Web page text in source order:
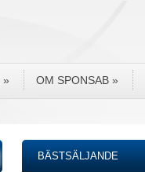
» OM SPONSAB »
BÄSTSÄLJANDE